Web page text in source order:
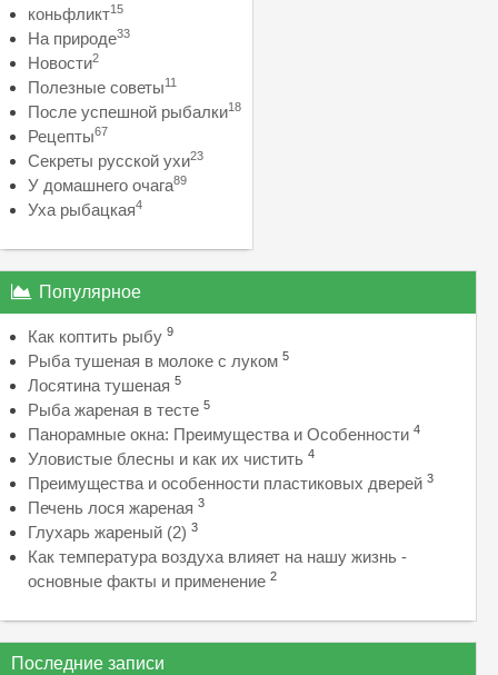
коньфликт15
На природе33
Новости2
Полезные советы11
После успешной рыбалки18
Рецепты67
Секреты русской ухи23
У домашнего очага89
Уха рыбацкая4
Популярное
Как коптить рыбу 9
Рыба тушеная в молоке с луком 5
Лосятина тушеная 5
Рыба жареная в тесте 5
Панорамные окна: Преимущества и Особенности 4
Уловистые блесны и как их чистить 4
Преимущества и особенности пластиковых дверей 3
Печень лося жареная 3
Глухарь жареный (2) 3
Как температура воздуха влияет на нашу жизнь -
основные факты и применение 2
Последние записи